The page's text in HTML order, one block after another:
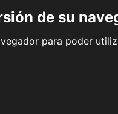
de su
para poder